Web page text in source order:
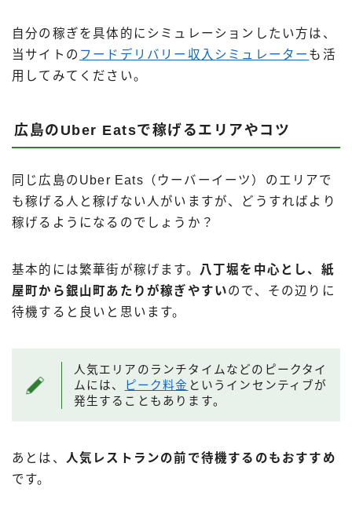
自分の稼ぎを具体的にシミュレーションしたい方は、
当サイトの フードデリバリー収入シミュレーター も活
用してみてください。
広島のUber Eatsで稼げるエリアやコツ
同じ広島のUber Eats（ウーバーイーツ）のエリアで
も稼げる人と稼げない人がいますが、どうすればより
稼げるようになるのでしょうか？
基本的には繁華街が稼げます。 八丁堀を中心とし、紙
屋町から銀山町あたりが稼ぎやすいので、その辺りに
待機すると良いと思います。
人気エリアのランチタイムなどのピークタイ
ムには、
ピーク料金 というインセンティブが
発生することもあります。
あとは、 人気レストランの前で待機するのもおすすめ
です。